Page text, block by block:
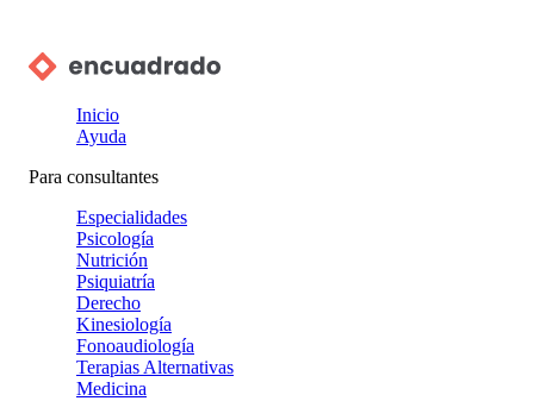
Inicio
Ayuda
Para consultantes
Especialidades
Psicología
Nutrición
Psiquiatría
Derecho
Kinesiología
Fonoaudiología
Terapias Alternativas
Medicina